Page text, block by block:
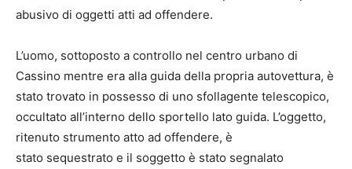
abusivo di oggetti atti ad offendere.
L’uomo, sottoposto a controllo nel centro urbano di
Cassino mentre era alla guida della propria autovettura, è
stato trovato in possesso di uno sfollagente telescopico,
occultato all’interno dello sportello lato guida. L’oggetto,
ritenuto strumento atto ad offendere, è
stato sequestrato e il soggetto è stato segnalato